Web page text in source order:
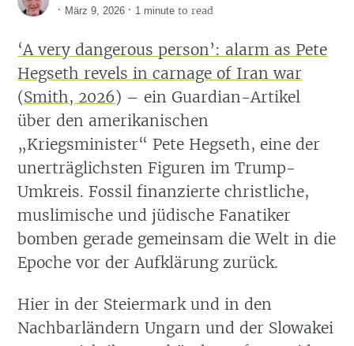
· März 9, 2026 · 1 minute to read
‘A very dangerous person’: alarm as Pete
Hegseth revels in carnage of Iran war
(Smith, 2026) – ein Guardian-Artikel
über den amerikanischen
„Kriegsminister“ Pete Hegseth, eine der
unerträglichsten Figuren im Trump-
Umkreis. Fossil finanzierte christliche,
muslimische und jüdische Fanatiker
bomben gerade gemeinsam die Welt in die
Epoche vor der Aufklärung zurück.
Hier in der Steiermark und in den
Nachbarländern Ungarn und der Slowakei